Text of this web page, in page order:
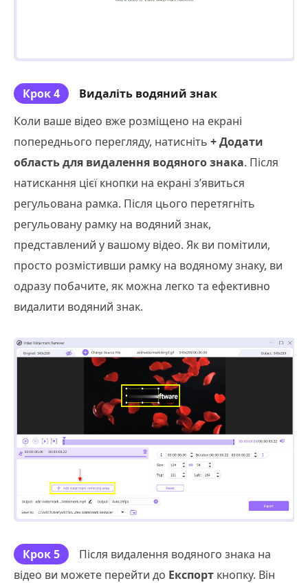
Крок 4
Видаліть водяний знак
Коли ваше відео вже розміщено на екрані
попереднього перегляду, натисніть + Додати
область для видалення водяного знака. Після
натискання цієї кнопки на екрані з’явиться
регульована рамка. Після цього перетягніть
регульовану рамку на водяний знак,
представлений у вашому відео. Як ви помітили,
просто розмістивши рамку на водяному знаку, ви
одразу побачите, як можна легко та ефективно
видалити водяний знак.
Крок 5
Після видалення водяного знака на
відео ви можете перейти до Експорт кнопку. Він